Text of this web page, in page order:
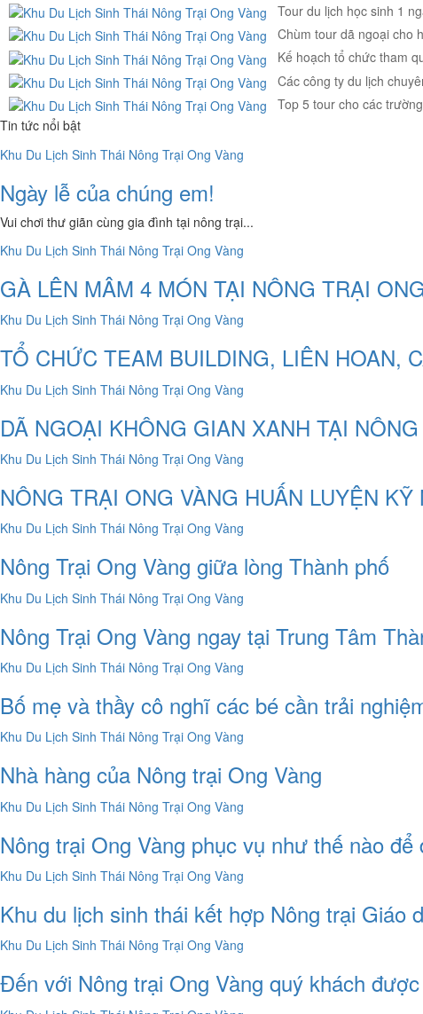
Tour du lịch học sinh 1
Chùm tour dã ngoại cho
Kế hoạch tổ chức tham
Các công ty du lịch
Top 5 tour cho các
Tin tức nổi bật
Ngày lễ của chúng em!
Vui chơi thư giãn cùng gia đình tại nông trại...
GÀ LÊN MÂM 4 MÓN TẠI NÔNG TRẠI
TỔ CHỨC TEAM BUILDING, LIÊN HOAN,
DÃ NGOẠI KHÔNG GIAN XANH TẠI
NÔNG TRẠI ONG VÀNG HUẤN LUYỆN
Nông Trại Ong Vàng giữa lòng Thành phố
Nông Trại Ong Vàng ngay tại Trung Tâm
Bố mẹ và thầy cô nghĩ các bé cần trải
Nhà hàng của Nông trại Ong Vàng
Nông trại Ong Vàng phục vụ như thế nào
Khu du lịch sinh thái kết hợp Nông trại Giáo
Đến với Nông trại Ong Vàng quý khách